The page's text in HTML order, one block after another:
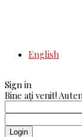
English
Sign in
Bine ați venit!